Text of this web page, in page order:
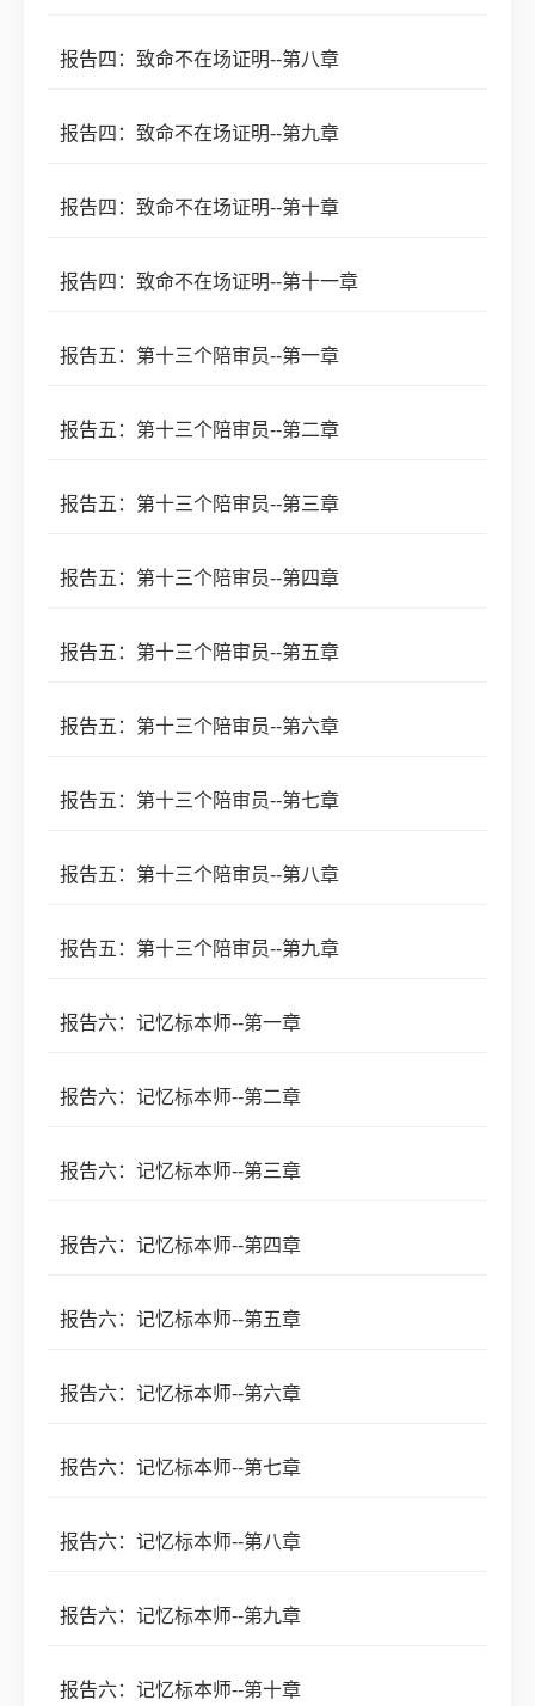
报告四：致命不在场证明--第八章
报告四：致命不在场证明--第九章
报告四：致命不在场证明--第十章
报告四：致命不在场证明--第十一章
报告五：第十三个陪审员--第一章
报告五：第十三个陪审员--第二章
报告五：第十三个陪审员--第三章
报告五：第十三个陪审员--第四章
报告五：第十三个陪审员--第五章
报告五：第十三个陪审员--第六章
报告五：第十三个陪审员--第七章
报告五：第十三个陪审员--第八章
报告五：第十三个陪审员--第九章
报告六：记忆标本师--第一章
报告六：记忆标本师--第二章
报告六：记忆标本师--第三章
报告六：记忆标本师--第四章
报告六：记忆标本师--第五章
报告六：记忆标本师--第六章
报告六：记忆标本师--第七章
报告六：记忆标本师--第八章
报告六：记忆标本师--第九章
报告六：记忆标本师--第十章